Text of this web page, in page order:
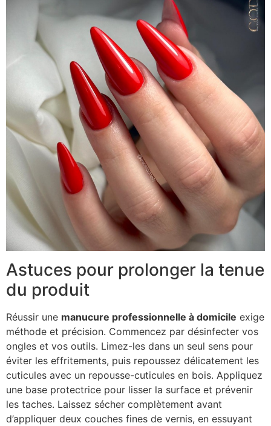
Astuces pour prolonger la tenue
du produit
Réussir une manucure professionnelle à domicile exige
méthode et précision. Commencez par désinfecter vos
ongles et vos outils. Limez-les dans un seul sens pour
éviter les effritements, puis repoussez délicatement les
cuticules avec un repousse-cuticules en bois. Appliquez
une base protectrice pour lisser la surface et prévenir
les taches. Laissez sécher complètement avant
d’appliquer deux couches fines de vernis, en essuyant